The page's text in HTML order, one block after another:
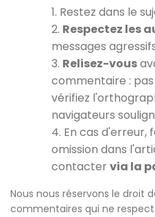
1. Restez dans le
2. Respectez les
messages
3. Relisez-vous
commentaire : pas
vérifiez
navigateurs
4. En cas
omission dans
contacter via la
Nous nous réservons le droit
commentaires qui ne